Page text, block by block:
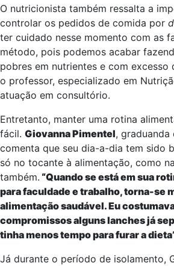
O nutricionista também ressalta a
controlar os pedidos de comida por
ter cuidado nesse momento com as
método, pois podemos acabar
pobres em nutrientes e com excesso
o professor, especializado em
atuação em consultório.
Entretanto, manter uma rotina
fácil. Giovanna Pimentel, graduanda
comenta que seu dia-a-dia tem sido
só no tocante à alimentação, como
também. “Quando se está em sua
para faculdade e trabalho, torna-se
alimentação saudável. Eu
compromissos alguns lanches já
tinha menos tempo para furar a
Já durante o período de isolamento,